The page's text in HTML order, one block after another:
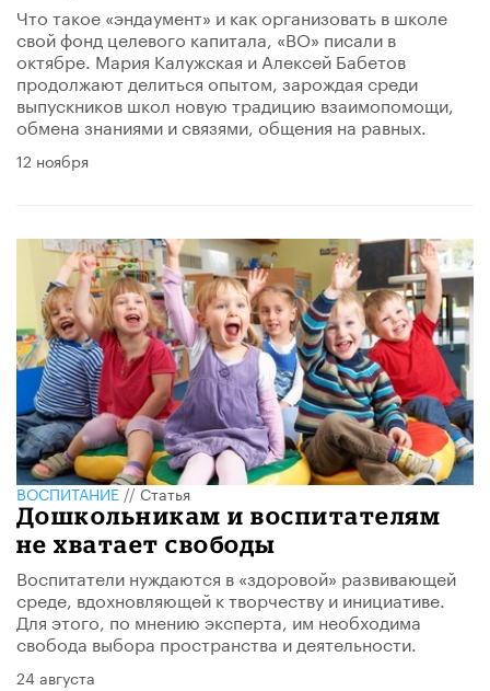
Что такое «эндаумент» и как организовать в школе
свой фонд целевого капитала, «ВО» писали в
октябре. Мария Калужская и Алексей Бабетов
продолжают делиться опытом, зарождая среди
выпускников школ новую традицию взаимопомощи,
обмена знаниями и связями, общения на равных.
12 ноября
ВОСПИТАНИЕ//Статья
Дошкольникам и воспитателям
не хватает свободы
Воспитатели нуждаются в «здоровой» развивающей
среде, вдохновляющей к творчеству и инициативе.
Для этого, по мнению эксперта, им необходима
свобода выбора пространства и деятельности.
24 августа